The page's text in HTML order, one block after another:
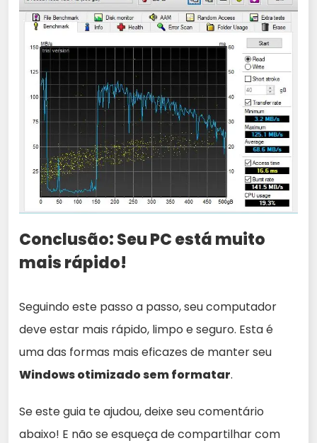
Conclusão: Seu PC está muito
mais rápido!
Seguindo este passo a passo, seu computador
deve estar mais rápido, limpo e seguro. Esta é
uma das formas mais eficazes de manter seu
Windows otimizado sem formatar.
Se este guia te ajudou, deixe seu comentário
abaixo! E não se esqueça de compartilhar com